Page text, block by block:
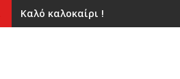
Καλό καλοκαίρι !